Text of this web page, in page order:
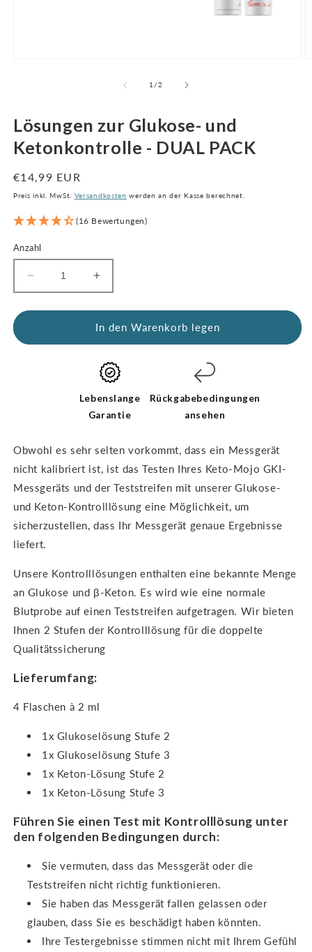
1 /von
2
Lösungen zur Glukose- und
Ketonkontrolle - DUAL PACK
Regulärer
Preis
€14,99 EUR
Preis inkl. MwSt. Versandkosten werden an der Kasse berechnet.
(16 Bewertungen)
Anzahl
Menge
verringern
für
Erhöhen
Sie
die
Menge
&
Ketone
Control
Solutions
DUAL
PACK
In den Warenkorb legen
Lebenslange
Garantie
Rückgabebedingungen
ansehen
Obwohl es sehr selten vorkommt, dass ein Messgerät
nicht kalibriert ist, ist das Testen Ihres Keto-Mojo GKI-
Messgeräts und der Teststreifen mit unserer Glukose-
und Keton-Kontrolllösung eine Möglichkeit, um
sicherzustellen, dass Ihr Messgerät genaue Ergebnisse
liefert.
Unsere Kontrolllösungen enthalten eine bekannte Menge
an Glukose und β-Keton. Es wird wie eine normale
Blutprobe auf einen Teststreifen aufgetragen. Wir bieten
Ihnen 2 Stufen der Kontrolllösung für die doppelte
Qualitätssicherung
Lieferumfang:
4 Flaschen à 2 ml
1x Glukoselösung Stufe 2
1x Glukoselösung Stufe 3
1x Keton-Lösung Stufe 2
1x Keton-Lösung Stufe 3
Führen Sie einen Test mit Kontrolllösung unter
den folgenden Bedingungen durch:
Sie vermuten, dass das Messgerät oder die
Teststreifen nicht richtig funktionieren.
Sie haben das Messgerät fallen gelassen oder
glauben, dass Sie es beschädigt haben könnten.
Ihre Testergebnisse stimmen nicht mit Ihrem Gefühl